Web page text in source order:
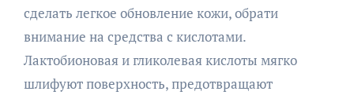
сделать легкое обновление кожи, обрати
внимание на средства с кислотами.
Лактобионовая и гликолевая кислоты мягко
шлифуют поверхность, предотвращают